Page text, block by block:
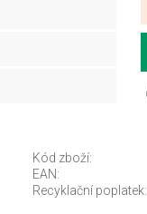
Kód zboží:
EAN:
Recyklační poplatek: